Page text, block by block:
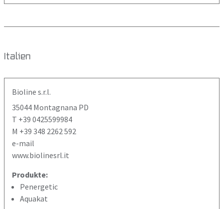
Italien
Bioline s.r.l.
35044 Montagnana PD
T +39 0425599984
M +39 348 2262 592
e-mail
www.biolinesrl.it
Produkte:
Penergetic
Aquakat